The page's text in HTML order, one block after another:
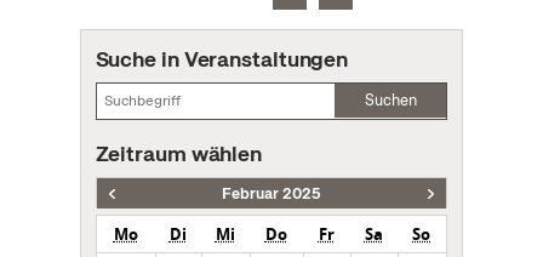
Suche in Veranstaltungen
Suchen
Zeitraum wählen
Februar 2025
Mo Di Mi Do Fr Sa
So